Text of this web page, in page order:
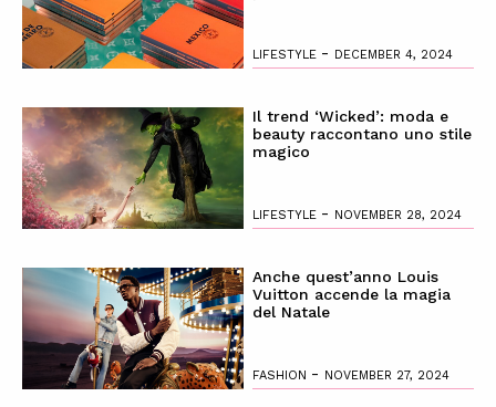
LIFESTYLE - DECEMBER 4, 2024
Il trend ‘Wicked’: moda e
beauty raccontano uno stile
magico
LIFESTYLE - NOVEMBER 28, 2024
Anche quest’anno Louis
Vuitton accende la magia
del Natale
FASHION - NOVEMBER 27, 2024